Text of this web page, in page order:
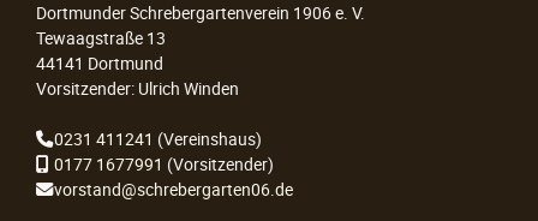
Dortmunder Schrebergartenverein 1906 e. V.
Tewaagstraße 13
44141 Dortmund
Vorsitzender: Ulrich Winden
0231 411241 (Vereinshaus)
0177 1677991 (Vorsitzender)
vorstand@schrebergarten06.de